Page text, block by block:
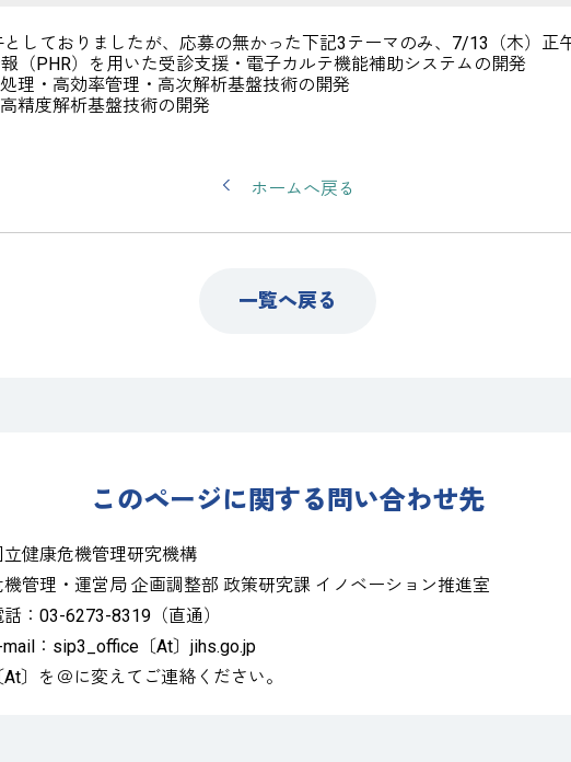
しておりましたが、応募の無かった下記3テーマのみ、7/13（木）正
（PHR）を用いた受診支援・電子カルテ機能補助システムの開発
理・高効率管理・高次解析基盤技術の開発
精度解析基盤技術の開発
ホームへ戻る
一覧へ戻る
このページに関する問い合わせ先
立健康危機管理研究機構
機管理・運営局 企画調整部 政策研究課 イノベーション推進室
話：03-6273-8319（直通）
mail：sip3_office〔At〕jihs.go.jp
At〕を＠に変えてご連絡ください。